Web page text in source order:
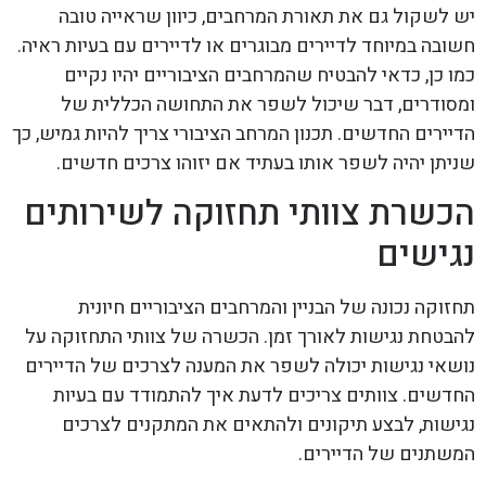
יש לשקול גם את תאורת המרחבים, כיוון שראייה טובה
חשובה במיוחד לדיירים מבוגרים או לדיירים עם בעיות ראיה.
כמו כן, כדאי להבטיח שהמרחבים הציבוריים יהיו נקיים
ומסודרים, דבר שיכול לשפר את התחושה הכללית של
הדיירים החדשים. תכנון המרחב הציבורי צריך להיות גמיש, כך
שניתן יהיה לשפר אותו בעתיד אם יזוהו צרכים חדשים.
הכשרת צוותי תחזוקה לשירותים
נגישים
תחזוקה נכונה של הבניין והמרחבים הציבוריים חיונית
להבטחת נגישות לאורך זמן. הכשרה של צוותי התחזוקה על
נושאי נגישות יכולה לשפר את המענה לצרכים של הדיירים
החדשים. צוותים צריכים לדעת איך להתמודד עם בעיות
נגישות, לבצע תיקונים ולהתאים את המתקנים לצרכים
המשתנים של הדיירים.